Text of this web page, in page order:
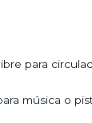
para
música o